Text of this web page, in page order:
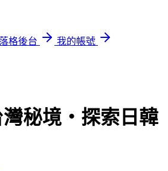
格後台
我的帳號
秘境・探索日韓